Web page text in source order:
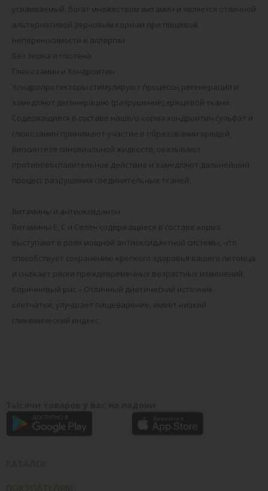
усваиваемый, богат множеством витамин и является отличной
альтернативой зерновым кормам при пищевой
непереносимости и аллергии.
Без зерна и глютена.
Глюкозамин и Хондроитин
Хондропротекторы стимулируют процессы регенерации и
замедляют дегенерацию (разрушение) хрящевой ткани.
Содержащиеся в составе нашего корма хондроитин сульфат и
глюкозамин принимают участие в образовании хрящей,
биосинтезе синовиальной жидкости, оказывают
противовоспалительное действие и замедляют дальнейший
процесс разрушения соединительных тканей.
Витамины и антиоксиданты
Витамины Е, С и Селен содержащиеся в составе корма
выступают в роли мощной антиоксидантной системы, что
способствует сохранению крепкого здоровья вашего питомца
и снижает риски преждевременных возрастных изменений.
Коричневый рис – Отличный диетический источник
клетчатки, улучшает пищеварение, имеет низкий
гликемический индекс.